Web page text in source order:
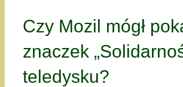
Czy Mozil mógł
znaczek
teledysku?